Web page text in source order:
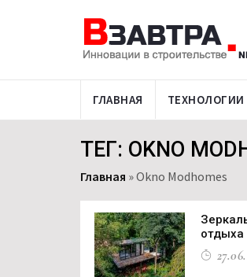
ГЛАВНАЯ ТЕХНОЛОГИИ
ТЕГ: OKNO
Главная »Okno Modhomes
отдыха